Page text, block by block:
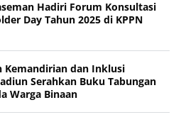
Hadiri Forum Konsultasi
Day Tahun 2025 di KPPN
Kemandirian dan Inklusi
Serahkan Buku Tabungan
Warga Binaan